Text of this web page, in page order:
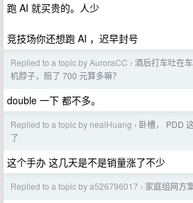
跑 AI 就买贵的。人少
竞技场你还想跑 AI ，迟早封号
Replied to a topic by AuroraCC › 酒后打车吐在
机脖子，赔了 700 元算多嘛？
double 一下 都不多。
Replied to a topic by nealHuang › 卧槽， PDD
了
这个手办 这几天是不是销量涨了不少
Replied to a topic by a526796017 › 家庭组网方